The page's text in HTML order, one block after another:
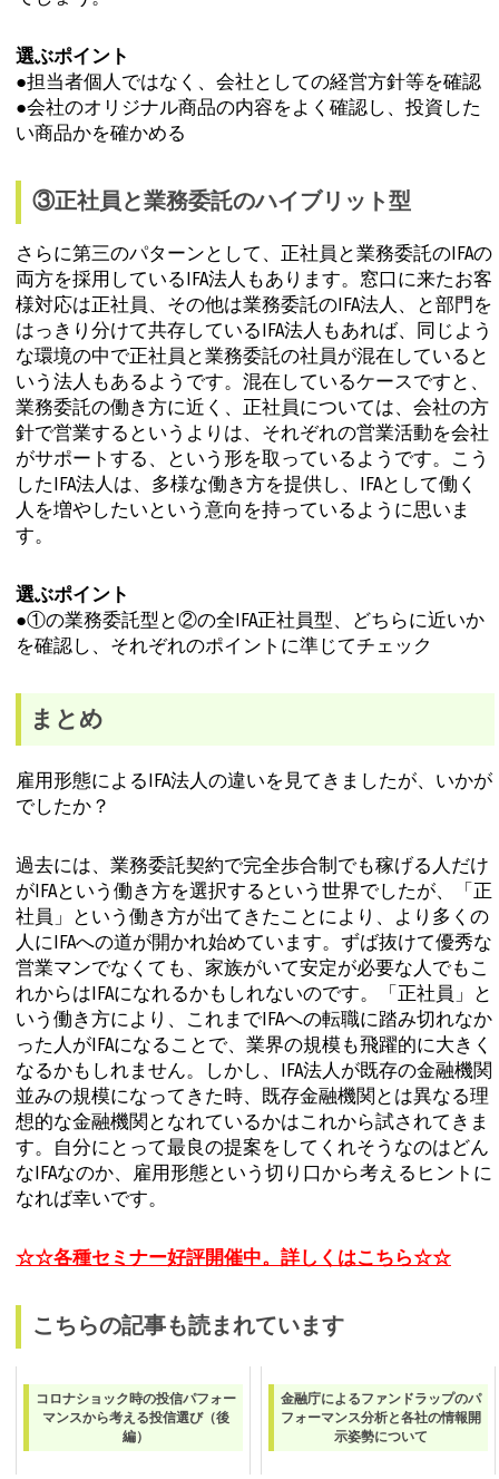
選ぶポイント
●担当者個人ではなく、会社としての経営方針等を確認
●会社のオリジナル商品の内容をよく確認し、投資した
い商品かを確かめる
③正社員と業務委託のハイブリット型
さらに第三のパターンとして、正社員と業務委託のIFAの
両方を採用しているIFA法人もあります。窓口に来たお客
様対応は正社員、その他は業務委託のIFA法人、と部門を
はっきり分けて共存しているIFA法人もあれば、同じよう
な環境の中で正社員と業務委託の社員が混在していると
いう法人もあるようです。混在しているケースですと、
業務委託の働き方に近く、正社員については、会社の方
針で営業するというよりは、それぞれの営業活動を会社
がサポートする、という形を取っているようです。こう
したIFA法人は、多様な働き方を提供し、IFAとして働く
人を増やしたいという意向を持っているように思いま
す。
選ぶポイント
●①の業務委託型と②の全IFA正社員型、どちらに近いか
を確認し、それぞれのポイントに準じてチェック
まとめ
雇用形態によるIFA法人の違いを見てきましたが、いかが
でしたか？
過去には、業務委託契約で完全歩合制でも稼げる人だけ
がIFAという働き方を選択するという世界でしたが、「正
社員」という働き方が出てきたことにより、より多くの
人にIFAへの道が開かれ始めています。ずば抜けて優秀な
営業マンでなくても、家族がいて安定が必要な人でもこ
れからはIFAになれるかもしれないのです。「正社員」と
いう働き方により、これまでIFAへの転職に踏み切れなか
った人がIFAになることで、業界の規模も飛躍的に大きく
なるかもしれません。しかし、IFA法人が既存の金融機関
並みの規模になってきた時、既存金融機関とは異なる理
想的な金融機関となれているかはこれから試されてきま
す。自分にとって最良の提案をしてくれそうなのはどん
なIFAなのか、雇用形態という切り口から考えるヒントに
なれば幸いです。
☆☆各種セミナー好評開催中。詳しくはこちら☆☆
こちらの記事も読まれています
コロナショック時の投信パフォー
マンスから考える投信選び（後
編）
金融庁によるファンドラップのパ
フォーマンス分析と各社の情報開
示姿勢について